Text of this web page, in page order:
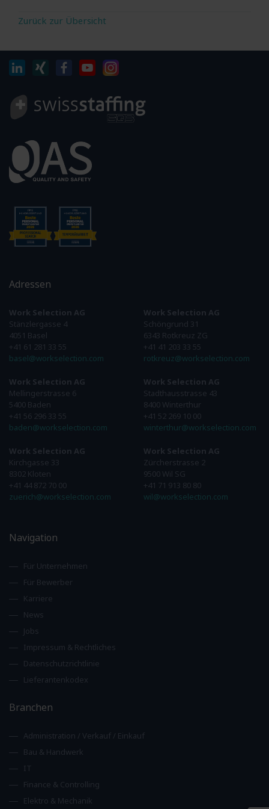
Zurück zur Übersicht
Adressen
Work Selection AG
Stänzlergasse 4
4051 Basel
+41 61 281 33 55
basel@workselection.com
Work Selection AG
Mellingerstrasse 6
5400 Baden
+41 56 296 33 55
baden@workselection.com
Work Selection AG
Kirchgasse 33
8302 Kloten
+41 44 872 70 00
zuerich@workselection.com
Work Selection AG
Schöngrund 31
6343 Rotkreuz ZG
+41 41 203 33 55
rotkreuz@workselection.com
Work Selection AG
Stadthausstrasse 43
8400 Winterthur
+41 52 269 10 00
winterthur@workselection.com
Work Selection AG
Zürcherstrasse 2
9500 Wil SG
+41 71 913 80 80
wil@workselection.com
Navigation
Für Unternehmen
Für Bewerber
Karriere
News
Jobs
Impressum & Rechtliches
Datenschutzrichtlinie
Lieferantenkodex
Branchen
Administration / Verkauf / Einkauf
Bau & Handwerk
IT
Finance & Controlling
Elektro & Mechanik